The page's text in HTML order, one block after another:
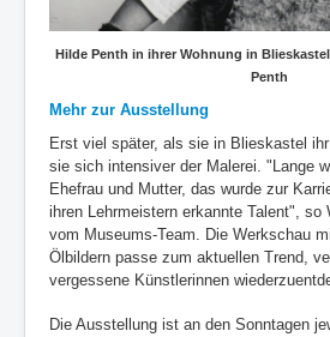
Hilde Penth in ihrer Wohnung in
Penth
Mehr zur Ausstellung
Erst viel später, als sie in Blieskastel
sie sich intensiver der Malerei. "Lange
Ehefrau und Mutter, das wurde zur
ihren Lehrmeistern erkannte Talent", so
vom Museums-Team. Die Werkschau
Ölbildern passe zum aktuellen Trend,
vergessene Künstlerinnen
Die Ausstellung ist an den Sonntagen